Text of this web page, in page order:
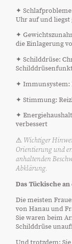
✦
Uhr auf und
✦
die Einlagerung
✦ Schilddrüse:
✦ Immunsystem:
✦ Stimmung:
✦
verbessert
⚠ Wichtiger
Orientierung und
anhaltenden
Abklärung.
Das Tückische
Die meisten
von Hanau und
Sie waren beim
Schilddrüse